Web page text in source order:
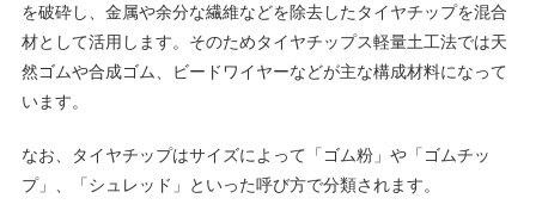
を破砕し、金属や余分な繊維などを除去したタイヤチップを混合
材として活用します。そのためタイヤチップス軽量土工法では天
然ゴムや合成ゴム、ビードワイヤーなどが主な構成材料になって
います。
なお、タイヤチップはサイズによって「ゴム粉」や「ゴムチッ
プ」、「シュレッド」といった呼び方で分類されます。